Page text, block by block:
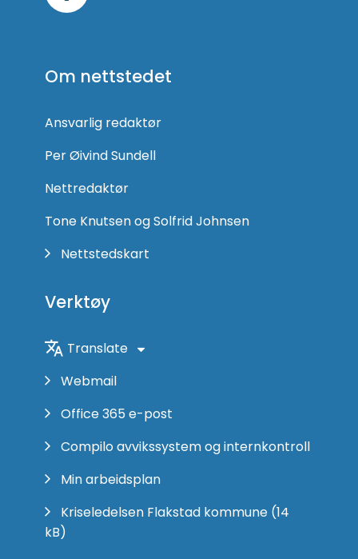
Facebook
Om nettstedet
Ansvarlig redaktør
Per Øivind Sundell
Nettredaktør
Tone Knutsen og Solfrid Johnsen
Nettstedskart
Verktøy
Translate
Webmail
Office 365 e-post
Compilo avvikssystem og internkontroll
Min arbeidsplan
Kriseledelsen Flakstad kommune (14
kB)